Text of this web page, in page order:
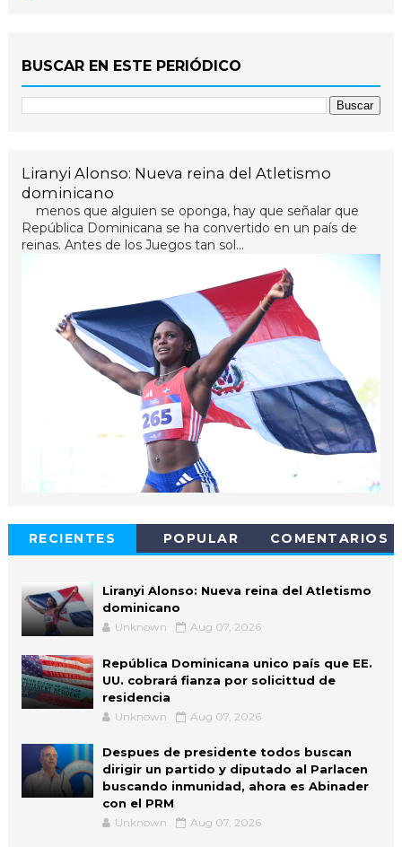
BUSCAR EN ESTE PERIÓDICO
Liranyi Alonso: Nueva reina del Atletismo
dominicano
menos que alguien se oponga, hay que señalar que
República Dominicana se ha convertido en un país de
reinas. Antes de los Juegos tan sol...
RECIENTES POPULAR COMENTARIOS
Liranyi Alonso: Nueva reina del Atletismo
dominicano
Unknown Aug 07, 2026
República Dominicana unico país que EE.
UU. cobrará fianza por solicittud de
residencia
Unknown Aug 07, 2026
Despues de presidente todos buscan
dirigir un partido y diputado al Parlacen
buscando inmunidad, ahora es Abinader
con el PRM
Unknown Aug 07, 2026